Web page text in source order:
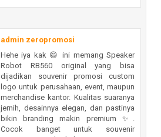
admin zeropromosi
Hehe iya kak 😄 ini memang Speaker
Robot RB560 original yang bisa
dijadikan souvenir promosi custom
logo untuk perusahaan, event, maupun
merchandise kantor. Kualitas suaranya
jernih, desainnya elegan, dan pastinya
bikin branding makin premium ✨.
Cocok banget untuk souvenir